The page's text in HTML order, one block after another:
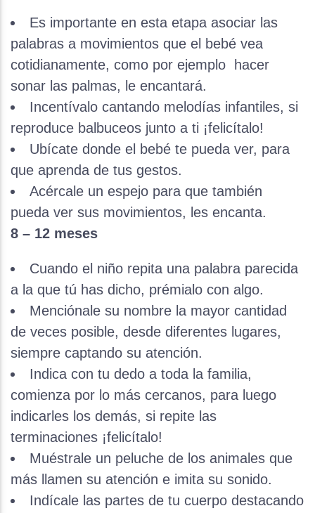
Es importante en esta etapa asociar las
palabras a movimientos que el bebé vea
cotidianamente, como por ejemplo hacer
sonar las palmas, le encantará.
Incentívalo cantando melodías infantiles, si
reproduce balbuceos junto a ti ¡felicítalo!
Ubícate donde el bebé te pueda ver, para
que aprenda de tus gestos.
Acércale un espejo para que también
pueda ver sus movimientos, les encanta.
8 – 12 meses
Cuando el niño repita una palabra parecida
a la que tú has dicho, prémialo con algo.
Menciónale su nombre la mayor cantidad
de veces posible, desde diferentes lugares,
siempre captando su atención.
Indica con tu dedo a toda la familia,
comienza por lo más cercanos, para luego
indicarles los demás, si repite las
terminaciones ¡felicítalo!
Muéstrale un peluche de los animales que
más llamen su atención e imita su sonido.
Indícale las partes de tu cuerpo destacando